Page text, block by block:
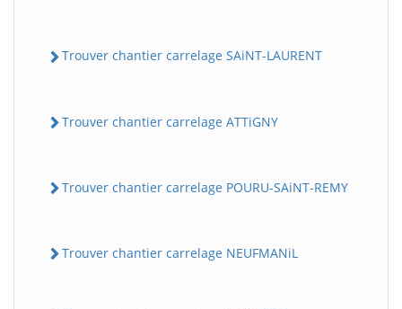
Trouver chantier carrelage SAiNT-LAURENT
Trouver chantier carrelage ATTiGNY
Trouver chantier carrelage POURU-SAiNT-REMY
Trouver chantier carrelage NEUFMANiL